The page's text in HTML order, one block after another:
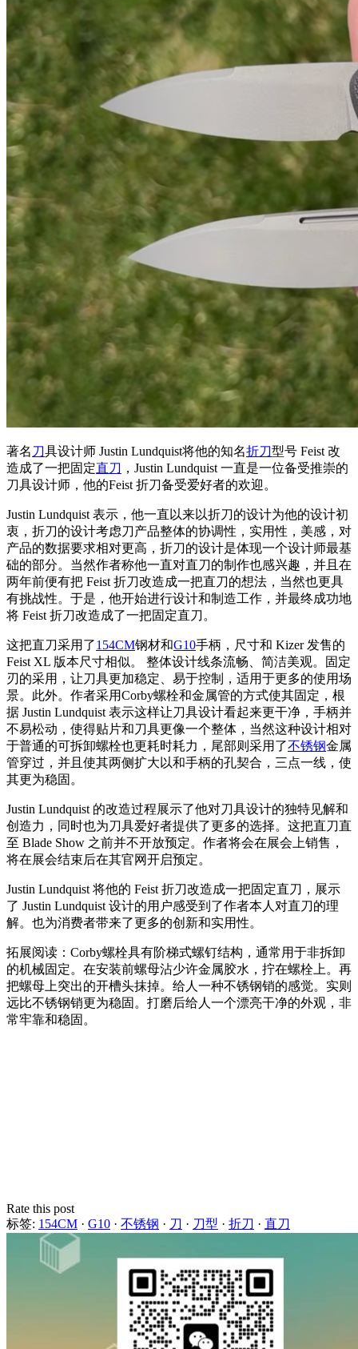
著名 刀具设计师 Justin Lundquist将他的知名折刀型号 Feist 改
造成了一把固定直刀 ，Justin Lundquist 一直是一位备受推崇的
刀具设计师，他的Feist 折刀备受爱好者的欢迎。
Justin Lundquist 表示，他一直以来以折刀的设计为他的设计初
衷，折刀的设计考虑刀产品整体的协调性，实用性，美感，对
产品的数据要求相对更高，折刀的设计是体现一个设计师最基
础的部分。当然作者称他一直对直刀的制作也感兴趣，并且在
两年前便有把 Feist 折刀改造成一把直刀的想法，当然也更具
有挑战性。于是，他开始进行设计和制造工作，并最终成功地
将 Feist 折刀改造成了一把固定直刀。
这把直刀采用了154CM钢材和G10手柄，尺寸和 Kizer 发售的
Feist XL 版本尺寸相似。 整体设计线条流畅、简洁美观。固定
刃的采用，让刀具更加稳定、易于控制，适用于更多的使用场
景。此外。作者采用Corby螺栓和金属管的方式使其固定，根
据 Justin Lundquist 表示这样让刀具设计看起来更干净，手柄并
不易松动，使得贴片和刀具更像一个整体，当然这种设计相对
于普通的可拆卸螺栓也更耗时耗力，尾部则采用了不锈钢金属
管穿过，并且使其两侧扩大以和手柄的孔契合，三点一线，使
其更为稳固。
Justin Lundquist 的改造过程展示了他对刀具设计的独特见解和
创造力，同时也为刀具爱好者提供了更多的选择。这把直刀直
至 Blade Show 之前并不开放预定。作者将会在展会上销售，
将在展会结束后在其官网开启预定。
Justin Lundquist 将他的 Feist 折刀改造成一把固定直刀，展示
了 Justin Lundquist 设计的用户感受到了作者本人对直刀的理
解。也为消费者带来了更多的创新和实用性。
拓展阅读：Corby螺栓具有阶梯式螺钉结构，通常用于非拆卸
的机械固定。在安装前螺母沾少许金属胶水，拧在螺栓上。再
把螺母上突出的开槽头抹掉。给人一种不锈钢销的感觉。实则
远比不锈钢销更为稳固。打磨后给人一个漂亮干净的外观，非
常牢靠和稳固。
Rate this post
标签: 154CM · G10 · 不锈钢 · 刀 · 刀型 · 折刀 · 直刀